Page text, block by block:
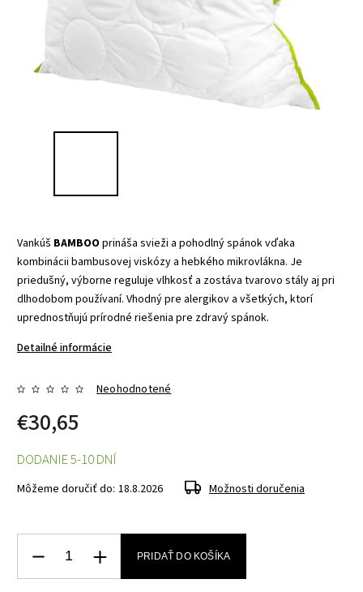
Vankúš BAMBOO prináša svieži a pohodlný spánok vďaka
kombinácii bambusovej viskózy a hebkého mikrovlákna. Je
priedušný, výborne reguluje vlhkosť a zostáva tvarovo stály aj pri
dlhodobom používaní. Vhodný pre alergikov a všetkých, ktorí
uprednostňujú prírodné riešenia pre zdravý spánok.
Detailné informácie
Neohodnotené
€30,65
DODANIE 5-10 DNÍ
Môžeme doručiť do: 18.8.2026 Možnosti doručenia
PRIDAŤ DO KOŠÍKA